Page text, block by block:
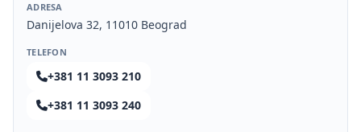
ADRESA
Danijelova 32, 11010 Beograd
TELEFON
+381 11 3093 210
+381 11 3093 240